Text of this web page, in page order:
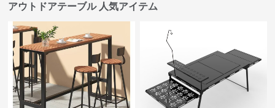
アウトドアテーブル 人気アイテム